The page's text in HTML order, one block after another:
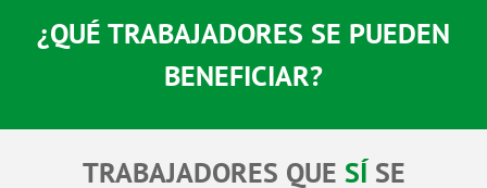
¿QUÉ TRABAJADORES SE PUEDEN
BENEFICIAR?
TRABAJADORES QUE SÍ SE